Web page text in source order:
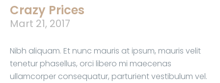
Crazy Prices
Mart 21, 2017
Nibh aliquam. Et nunc mauris at ipsum, mauris velit
tenetur phasellus, orci libero mi maecenas
ullamcorper consequatur, parturient vestibulum vel.